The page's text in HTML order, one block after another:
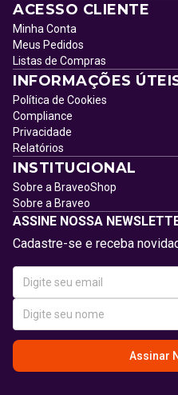
ACESSO CLIENTE
Minha Conta
Meus Pedidos
Listas de Compras
INFORMAÇÕES
Política de Cookies
Compliance
Privacidade
Relatórios
INSTITUCIONAL
Sobre a BraveoShop
Sobre a Braveo
ASSINE NOSSA
Cadastre-se e receba
Assinar